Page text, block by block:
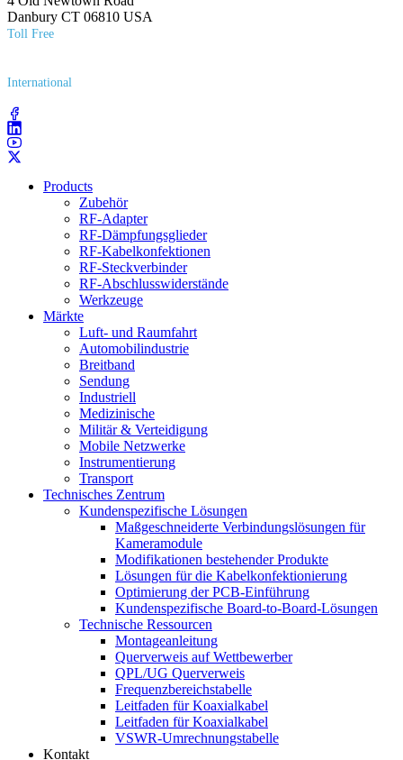
Danbury CT 06810 USA
Toll Free
International
Products
Zubehör
RF-Adapter
RF-Dämpfungsglieder
RF-Kabelkonfektionen
RF-Steckverbinder
RF-Abschlusswiderstände
Werkzeuge
Märkte
Luft- und Raumfahrt
Automobilindustrie
Breitband
Sendung
Industriell
Medizinische
Militär & Verteidigung
Mobile Netzwerke
Instrumentierung
Transport
Technisches Zentrum
Kundenspezifische Lösungen
Maßgeschneiderte Verbindungslösungen für
Kameramodule
Modifikationen bestehender Produkte
Lösungen für die Kabelkonfektionierung
Optimierung der PCB-Einführung
Kundenspezifische Board-to-Board-Lösungen
Technische Ressourcen
Montageanleitung
Querverweis auf Wettbewerber
QPL/UG Querverweis
Frequenzbereichstabelle
Leitfaden für Koaxialkabel
Leitfaden für Koaxialkabel
VSWR-Umrechnungstabelle
Kontakt